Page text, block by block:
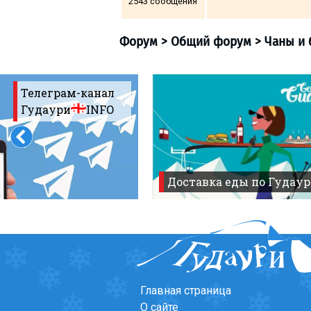
Форум>Общий форум
Телеграм-канал
Гудаури
INFO
Доставка еды по
Главная страница
О сайте